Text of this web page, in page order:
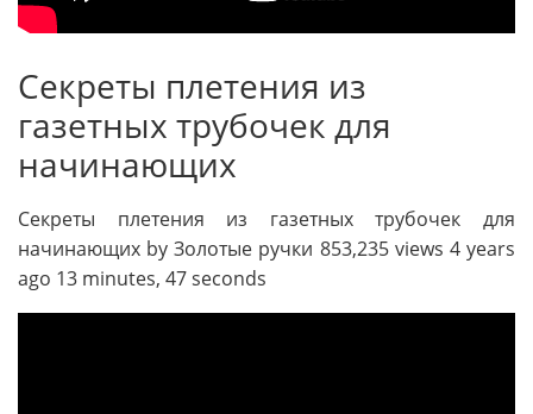
Секреты плетения из
газетных трубочек для
начинающих
Секреты плетения из газетных трубочек для
начинающих by Золотые ручки 853,235 views 4 years
ago 13 minutes, 47 seconds